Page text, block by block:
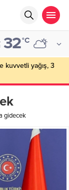
32°C
kuvvetli yağış, 3
gidecek